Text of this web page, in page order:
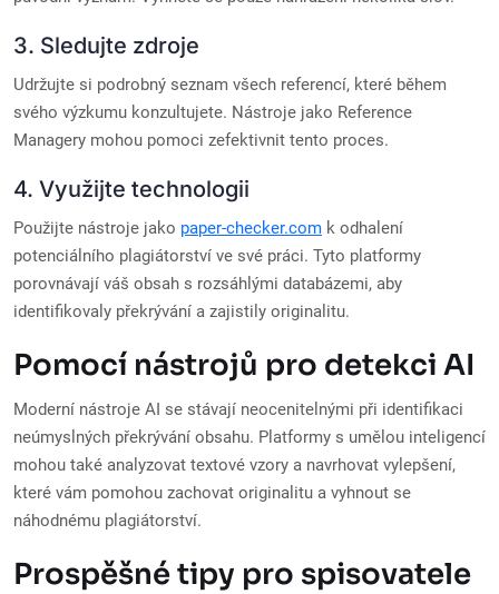
3. Sledujte zdroje
Udržujte si podrobný seznam všech referencí, které během
svého výzkumu konzultujete. Nástroje jako Reference
Managery mohou pomoci zefektivnit tento proces.
4. Využijte technologii
Použijte nástroje jako paper-checker.com k odhalení
potenciálního plagiátorství ve své práci. Tyto platformy
porovnávají váš obsah s rozsáhlými databázemi, aby
identifikovaly překrývání a zajistily originalitu.
Pomocí nástrojů pro detekci AI
Moderní nástroje AI se stávají neocenitelnými při identifikaci
neúmyslných překrývání obsahu. Platformy s umělou inteligencí
mohou také analyzovat textové vzory a navrhovat vylepšení,
které vám pomohou zachovat originalitu a vyhnout se
náhodnému plagiátorství.
Prospěšné tipy pro spisovatele